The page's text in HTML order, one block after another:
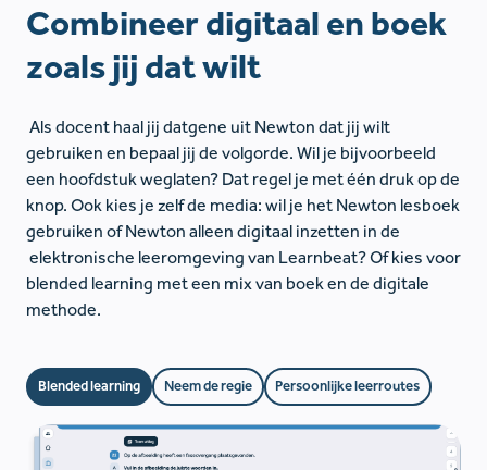
Combineer digitaal en boek
zoals jij dat wilt
Als docent haal jij datgene uit Newton dat jij wilt
gebruiken en bepaal jij de volgorde. Wil je bijvoorbeeld
een hoofdstuk weglaten? Dat regel je met één druk op de
knop. Ook kies je zelf de media: wil je het Newton lesboek
gebruiken of Newton alleen digitaal inzetten in de
elektronische leeromgeving van Learnbeat? Of kies voor
blended learning met een mix van boek en de digitale
methode.
Blended learning Neem de regie Persoonlijke leerroutes